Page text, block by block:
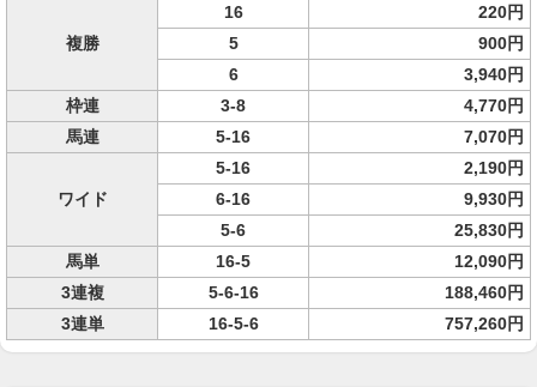
複勝
16
220円
5
900円
6
3,940円
枠連
3-8
4,770円
馬連
5-16 7,070円
ワイド
5-16
2,190円
6-16
9,930円
5-6
25,830円
馬単
16-5
12,090円
3連複
5-6-16
188,460円
3連単
16-5-6 757,260円